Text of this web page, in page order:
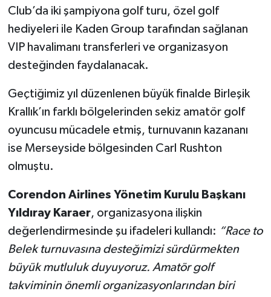
Club’da iki şampiyona golf turu, özel golf
hediyeleri ile Kaden Group tarafından sağlanan
VIP havalimanı transferleri ve organizasyon
desteğinden faydalanacak.
Geçtiğimiz yıl düzenlenen büyük finalde Birleşik
Krallık’ın farklı bölgelerinden sekiz amatör golf
oyuncusu mücadele etmiş, turnuvanın kazananı
ise Merseyside bölgesinden Carl Rushton
olmuştu.
Corendon Airlines Yönetim Kurulu Başkanı
Yıldıray Karaer, organizasyona ilişkin
değerlendirmesinde şu ifadeleri kullandı: “Race to
Belek turnuvasına desteğimizi sürdürmekten
büyük mutluluk duyuyoruz. Amatör golf
takviminin önemli organizasyonlarından biri